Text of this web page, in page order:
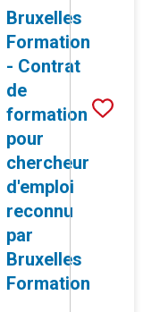
Bruxelles
Formation
- Contrat
de
formation
pour
chercheur
d'emploi
reconnu
par
Bruxelles
Formation